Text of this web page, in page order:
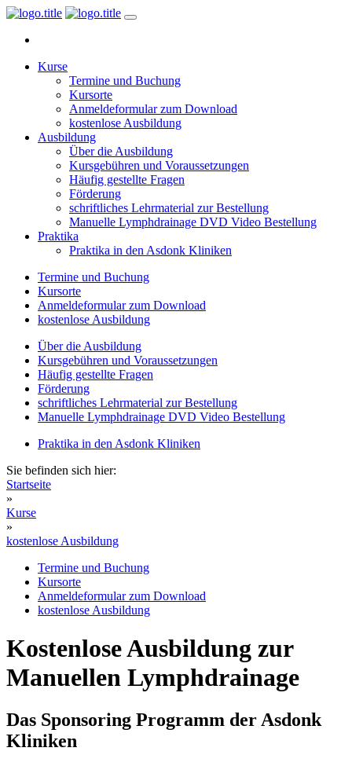
Kurse
Termine und Buchung
Kursorte
Anmeldeformular zum Download
kostenlose Ausbildung
Ausbildung
Über die Ausbildung
Kursgebühren und Voraussetzungen
Häufig gestellte Fragen
Förderung
schriftliches Lehrmaterial zur Bestellung
Manuelle Lymphdrainage DVD Video Bestellung
Praktika
Praktika in den Asdonk Kliniken
Termine und Buchung
Kursorte
Anmeldeformular zum Download
kostenlose Ausbildung
Über die Ausbildung
Kursgebühren und Voraussetzungen
Häufig gestellte Fragen
Förderung
schriftliches Lehrmaterial zur Bestellung
Manuelle Lymphdrainage DVD Video Bestellung
Praktika in den Asdonk Kliniken
Sie befinden sich hier:
Startseite
»
Kurse
»
kostenlose Ausbildung
Termine und Buchung
Kursorte
Anmeldeformular zum Download
kostenlose Ausbildung
Kostenlose Ausbildung zur
Manuellen Lymphdrainage
Das Sponsoring Programm der Asdonk
Kliniken